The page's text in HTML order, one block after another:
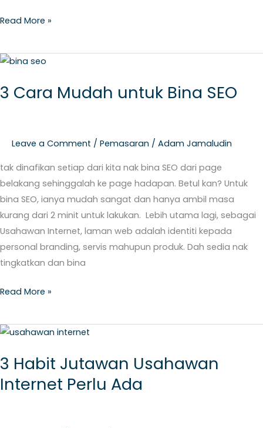
Read More »
3 Cara Mudah untuk Bina SEO
Leave a Comment / Pemasaran / Adam Jamaludin
tak dinafikan setiap dari kita nak bina SEO dari page
belakang sehinggalah ke page hadapan. Betul kan? Untuk
bina SEO, ianya mudah sangat dan hanya ambil masa
kurang dari 2 minit untuk lakukan. Lebih utama lagi, sebagai
Usahawan Internet, laman web adalah identiti kepada
personal branding, servis mahupun produk. Dah sedia nak
tingkatkan dan bina
3
Mudah
SEO
Read More »
3 Habit Jutawan Usahawan
Internet Perlu Ada
3
Jutawan
Usahawan